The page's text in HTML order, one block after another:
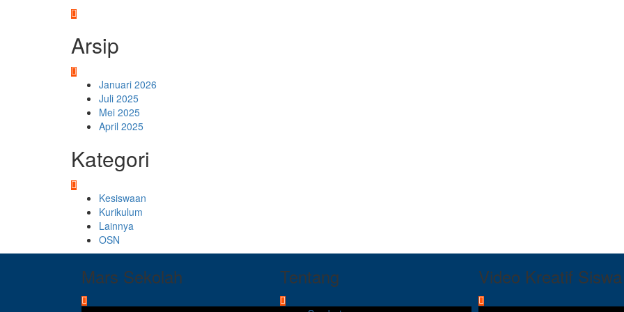
Arsip
Januari 2026
Juli 2025
Mei 2025
April 2025
Kategori
Kesiswaan
Kurikulum
Lainnya
OSN
Mars Sekolah Tentang Video Kreatif Siswa